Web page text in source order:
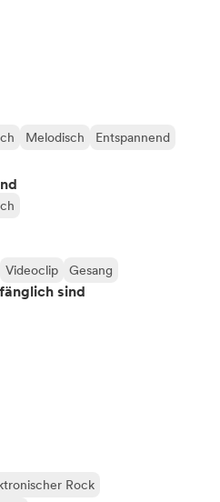
Melodisch
Entspannend
Videoclip Gesang
sind
Rock